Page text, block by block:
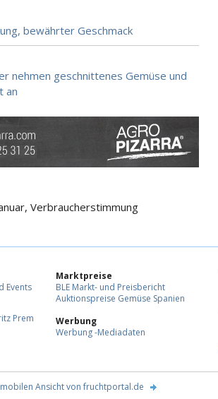
bewährter Geschmack
nehmen geschnittenes Gemüse und
an
Verbraucherstimmung
Events
Prem
Marktpreise
BLE Markt- und Preisbericht
Auktionspreise Gemüse Spanien
Werbung
Werbung -Mediadaten
Ansicht von fruchtportal.de